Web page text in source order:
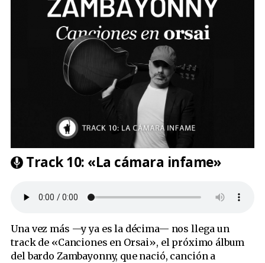
Track 10: «La cámara infame»
Una vez más —y ya es la décima— nos llega un
track de «Canciones en Orsai», el próximo álbum
del bardo Zambayonny, que nació, canción a